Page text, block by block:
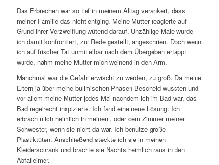
Das Erbrechen war so tief in meinem Alltag verankert, dass
meiner Familie das nicht entging. Meine Mutter reagierte auf
Grund ihrer Verzweiflung wütend darauf. Unzählige Male wurde
ich damit konfrontiert, zur Rede gestellt, angeschrien. Doch wenn
ich auf frischer Tat unmittelbar nach dem Übergeben ertappt
wurde, nahm meine Mutter mich weinend in den Arm.
Manchmal war die Gefahr erwischt zu werden, zu groß. Da meine
Eltern ja über meine bulimischen Phasen Bescheid wussten und
vor allem meine Mutter jedes Mal nachdem ich im Bad war, das
Bad regelrecht inspizierte. Ich fand eine neue Lösung: Ich
erbrach mich heimlich in meinem, oder dem Zimmer meiner
Schwester, wenn sie nicht da war. Ich benutze große
Plastiktüten. Anschließend steckte ich sie in meinen
Kleiderschrank und brachte sie Nachts heimlich raus in den
Abfalleimer.